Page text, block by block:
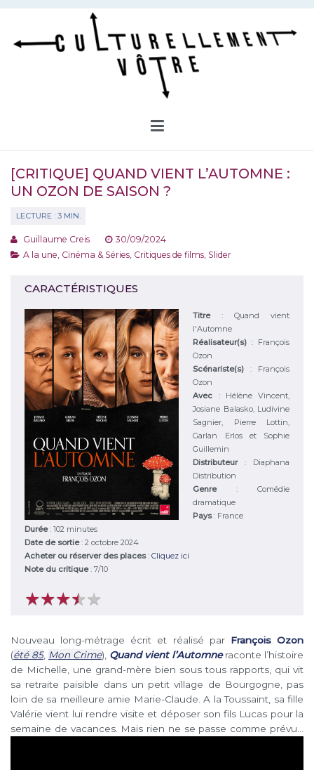
Aller
contenu
[CRITIQUE] QUAND VIENT L’AUTOMNE :
UN OZON DE SAISON ?
Guillaume Creis
30/09/2024
A la une Cinéma & Séries Critiques de films Slider
CARACTÉRISTIQUES
Titre:Quand vient
l'Automne
Réalisateur(s): François
Ozon
Scénariste(s): François
Ozon
Avec : Hélène Vincent,
Josiane Balasko, Ludivine
Sagnier, Pierre Lottin,
Garlan Erlos et Sophie
Guillemin
Distributeur: Diaphana
Distribution
Genre: Comédie
dramatique
Pays: France
Durée: 102 minutes
Date de sortie: 2 octobre 2024
Acheter ou réserver des places: Cliquez ici
Note du critique: 7/10
★★★★★
★★★★★
Nouveau long-métrage écrit et réalisé par François Ozon
(été 85, Mon Crime), Quand vient l’Automneraconte l’histoire
de Michelle, une grand-mère bien sous tous rapports, qui vit
sa retraite paisible dans un petit village de Bourgogne, pas
loin de sa meilleure amie Marie-Claude. A la Toussaint, sa fille
Valérie vient lui rendre visite et déposer son fils Lucas pour la
semaine de vacances. Mais rien ne se passe comme prévu…